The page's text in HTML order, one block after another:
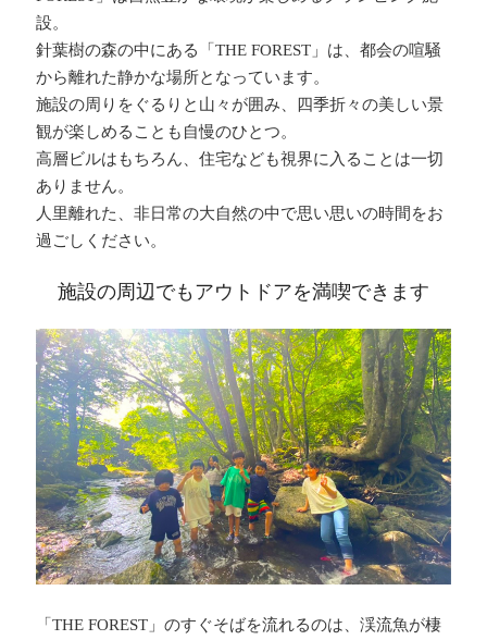
設。
針葉樹の森の中にある「THE FOREST」は、都会の喧騒
から離れた静かな場所となっています。
施設の周りをぐるりと山々が囲み、四季折々の美しい景
観が楽しめることも自慢のひとつ。
高層ビルはもちろん、住宅なども視界に入ることは一切
ありません。
人里離れた、非日常の大自然の中で思い思いの時間をお
過ごしください。
施設の周辺でもアウトドアを満喫できます
「THE FOREST」のすぐそばを流れるのは、渓流魚が棲